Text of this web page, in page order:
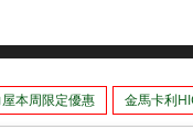
本周限定優惠 金馬卡利